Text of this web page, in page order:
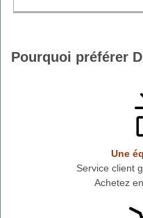
Pourquoi préférer
Une
Service client
Achetez